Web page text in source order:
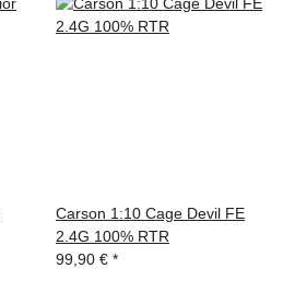
Carson 1:10 Cage Devil FE
2.4G 100% RTR
99,90 € *